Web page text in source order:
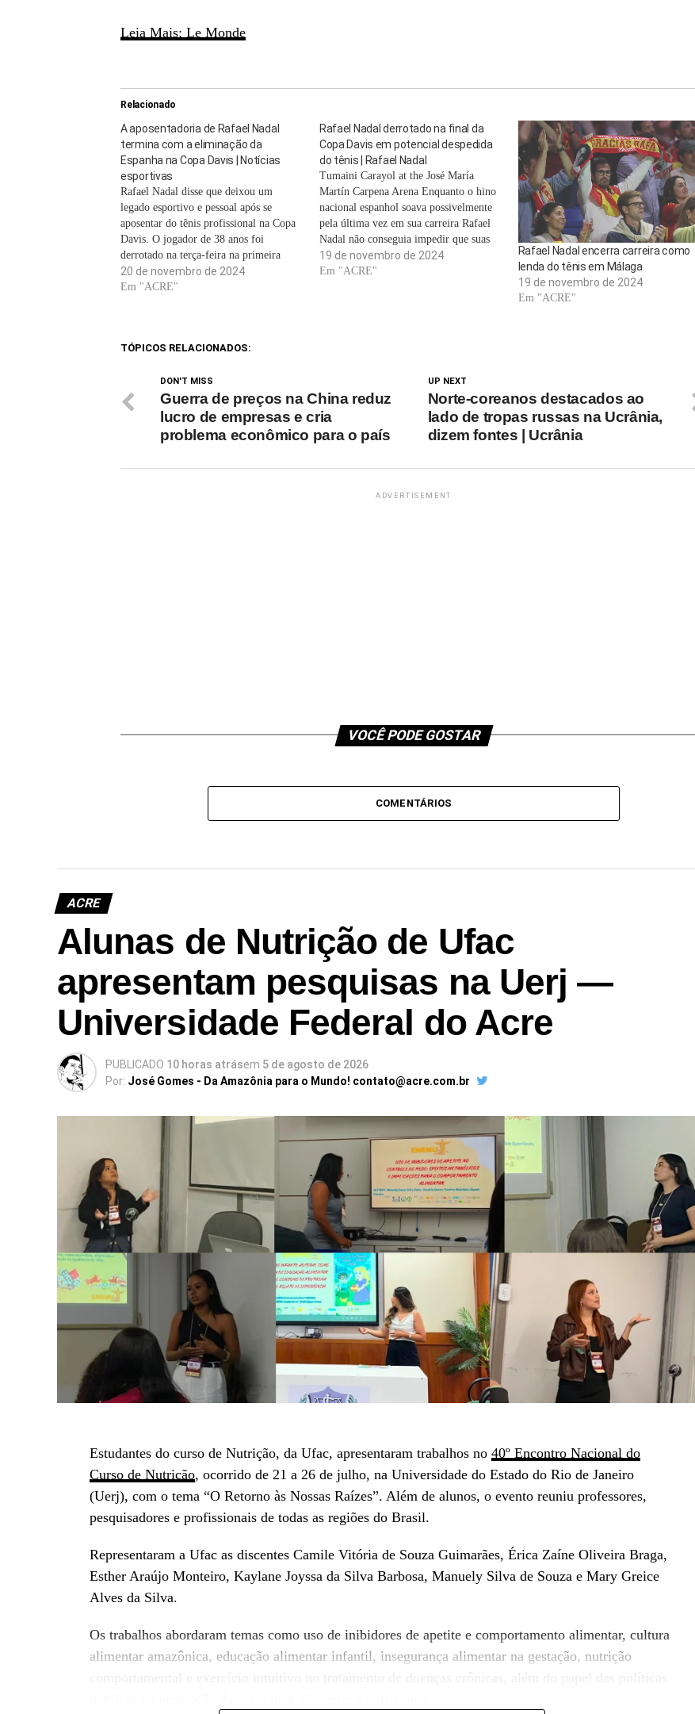
Leia Mais: Le Monde
Relacionado
A aposentadoria de Rafael Nadal
termina com a eliminação da
Espanha na Copa Davis | Notícias
esportivas
Rafael Nadal disse que deixou um
legado esportivo e pessoal após se
aposentar do tênis profissional na Copa
Davis. O jogador de 38 anos foi
derrotado na terça-feira na primeira
partida de simples das quartas de final,
quando a Holanda derrotou a Espanha
20 de novembro de 2024
Em "ACRE"
Rafael Nadal derrotado na final da
Copa Davis em potencial despedida
do tênis | Rafael Nadal
Tumaini Carayol at the José María
Martín Carpena Arena Enquanto o hino
nacional espanhol soava possivelmente
pela última vez em sua carreira Rafael
Nadal não conseguia impedir que suas
emoções fluíssem. Lágrimas brotaram
de seus olhos e suas mãos tremiam
19 de novembro de 2024
Em "ACRE"
Rafael Nadal encerra carreira como
lenda do tênis em Málaga
19 de novembro de 2024
Em "ACRE"
TÓPICOS RELACIONADOS:
UP NEXT
Norte-coreanos destacados ao
lado de tropas russas na Ucrânia,
dizem fontes | Ucrânia
DON'T MISS
Guerra de preços na China reduz
lucro de empresas e cria
problema econômico para o país
ADVERTISEMENT
VOCÊ PODE GOSTAR
COMENTÁRIOS
ACRE
Alunas de Nutrição de Ufac
apresentam pesquisas na Uerj —
Universidade Federal do Acre
PUBLICADO 10 horas atrásem 5 de agosto de 2026
Por: José Gomes - Da Amazônia para o Mundo! contato@acre.com.br
Estudantes do curso de Nutrição, da Ufac, apresentaram trabalhos no 40º Encontro Nacional do
Curso de Nutrição, ocorrido de 21 a 26 de julho, na Universidade do Estado do Rio de Janeiro
(Uerj), com o tema “O Retorno às Nossas Raízes”. Além de alunos, o evento reuniu professores,
pesquisadores e profissionais de todas as regiões do Brasil.
Representaram a Ufac as discentes Camile Vitória de Souza Guimarães, Érica Zaíne Oliveira Braga,
Esther Araújo Monteiro, Kaylane Joyssa da Silva Barbosa, Manuely Silva de Souza e Mary Greice
Alves da Silva.
Os trabalhos abordaram temas como uso de inibidores de apetite e comportamento alimentar, cultura
alimentar amazônica, educação alimentar infantil, insegurança alimentar na gestação, nutrição